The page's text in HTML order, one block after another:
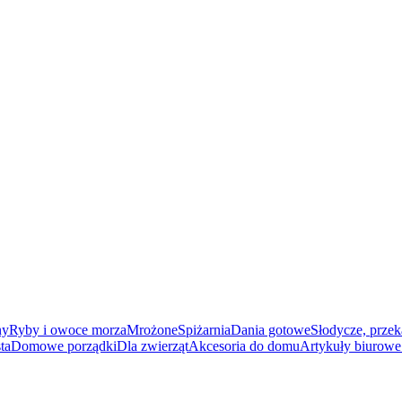
Ryby i owoce morzaMrożoneSpiżarniaDania gotoweSłodycze,
Domowe porządkiDla zwierzątAkcesoria do domuArtykuły